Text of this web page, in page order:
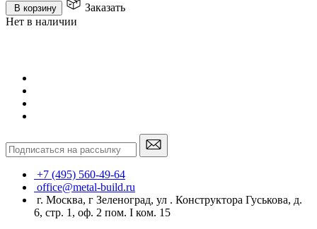
В корзину
Заказать
Нет в наличии
+7 (495) 560-49-64
office@metal-build.ru
г. Москва, г Зеленоград, ул . Конструктора Гуськова, д.
6, стр. 1, оф. 2 пом. I ком. 15